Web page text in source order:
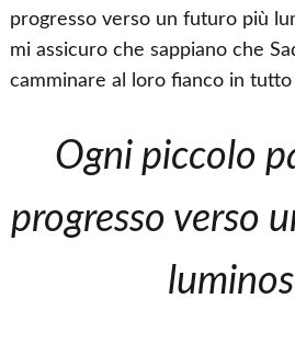
progresso verso un futuro più
mi assicuro che sappiano che
camminare al loro fianco in tutto
Ogni piccolo
progresso verso